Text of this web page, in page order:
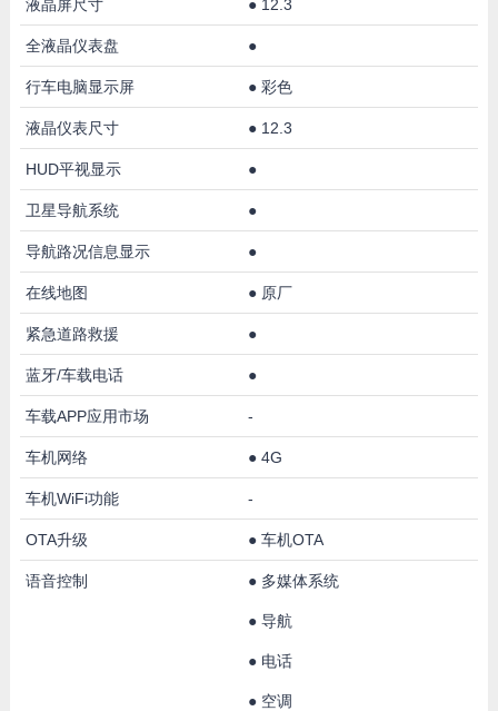
液晶屏尺寸 ● 12.3
全液晶仪表盘 ●
行车电脑显示屏 ● 彩色
液晶仪表尺寸 ● 12.3
HUD平视显示 ●
卫星导航系统 ●
导航路况信息显示 ●
在线地图 ● 原厂
紧急道路救援 ●
蓝牙/车载电话 ●
车载APP应用市场 -
车机网络 ● 4G
车机WiFi功能 -
OTA升级 ● 车机OTA
语音控制 ● 多媒体系统
● 导航
● 电话
● 空调